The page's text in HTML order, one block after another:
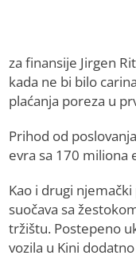
za finansije Jirgen
kada ne bi bilo
plaćanja poreza u
Prihod od
evra sa 170 miliona
Kao i drugi
suočava sa
tržištu. Postepeno
vozila u Kini